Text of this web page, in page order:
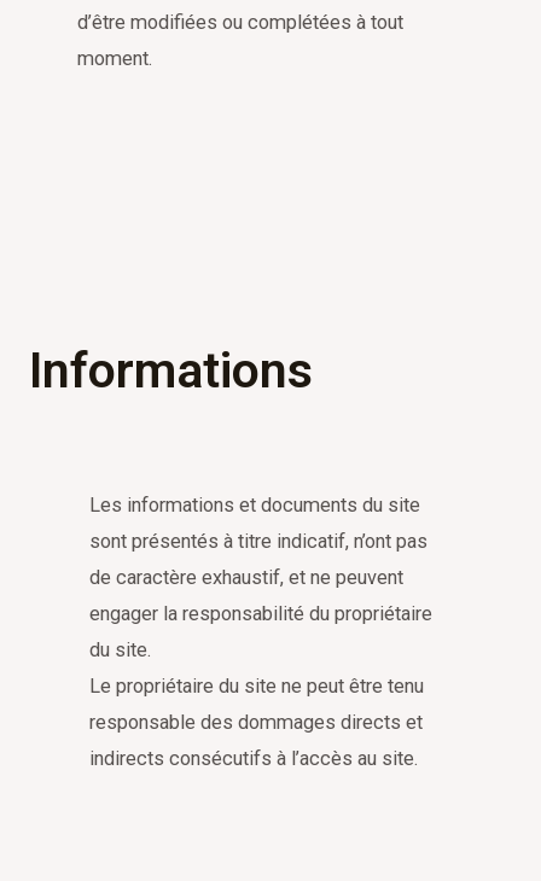
d’être modifiées ou complétées à tout
moment.
Informations
Les informations et documents du site
sont présentés à titre indicatif, n’ont pas
de caractère exhaustif, et ne peuvent
engager la responsabilité du propriétaire
du site.
Le propriétaire du site ne peut être tenu
responsable des dommages directs et
indirects consécutifs à l’accès au site.